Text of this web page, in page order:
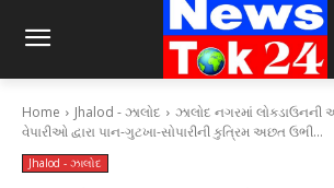
Home Jhalod - ઝાલોદ
ઝાલોદ નગરમાં લોકડાઉનની
વેપારીઓ દ્વારા પાન-ગુટખા-સોપારીની કુત્રિમ અછત ઉભી...
Jhalod - ઝાલોદ